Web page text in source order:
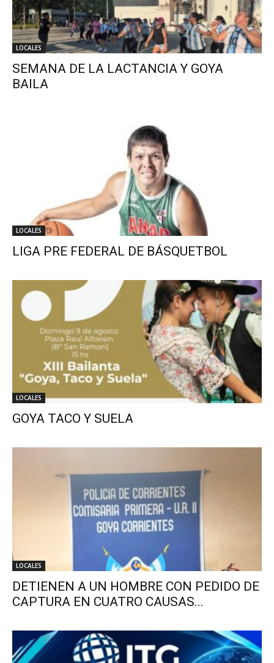
LOCALES
SEMANA DE LA LACTANCIA Y GOYA
BAILA
LOCALES
LIGA PRE FEDERAL DE BÁSQUETBOL
LOCALES
GOYA TACO Y SUELA
LOCALES
DETIENEN A UN HOMBRE CON PEDIDO DE
CAPTURA EN CUATRO CAUSAS...